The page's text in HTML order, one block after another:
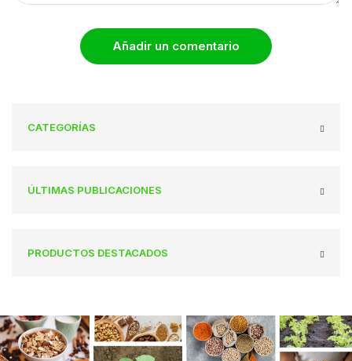
Añadir un comentario
CATEGORÍAS
ÚLTIMAS PUBLICACIONES
PRODUCTOS DESTACADOS